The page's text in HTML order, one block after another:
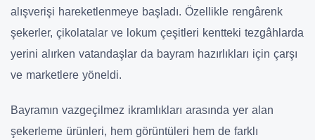
alışverişi hareketlenmeye başladı. Özellikle rengârenk
şekerler, çikolatalar ve lokum çeşitleri kentteki tezgâhlarda
yerini alırken vatandaşlar da bayram hazırlıkları için çarşı
ve marketlere yöneldi.
Bayramın vazgeçilmez ikramlıkları arasında yer alan
şekerleme ürünleri, hem görüntüleri hem de farklı